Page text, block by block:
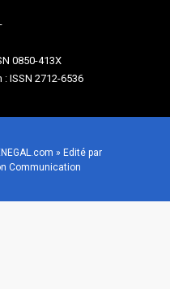
0850-413X
: ISSN 2712-6536
» Edité par
Communication